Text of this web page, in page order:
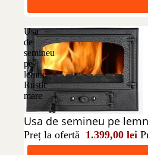
Usa
de
semineu
pe
lemne
Rustic
mare
Reducere 22%
Usa de semineu pe
Preț la ofertă 1.399,00 lei